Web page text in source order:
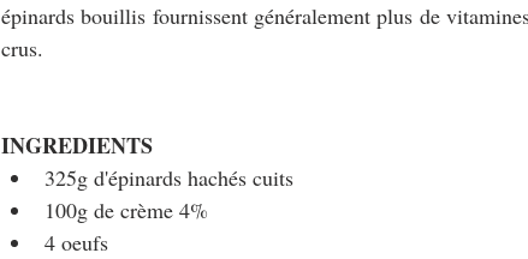
épinards bouillis fournissent généralement plus de
crus.
INGREDIENTS
325g d'épinards hachés cuits
100g de crème 4%
4 oeufs